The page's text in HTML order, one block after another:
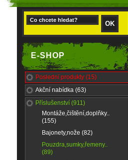
E-SHOP
Poslední produkty (15)
Akční nabídka (63)
Příslušenství (911)
Montáže,čištění,doplňky..
(155)
Bajonety,nože (82)
Pouzdra,sumky,řemeny..
(89)